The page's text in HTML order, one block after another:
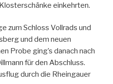
einkehrten.
zum Schloss Vollrads und
und dem neuen
Probe ging’s danach nach
für den Abschluss.
durch die Rheingauer